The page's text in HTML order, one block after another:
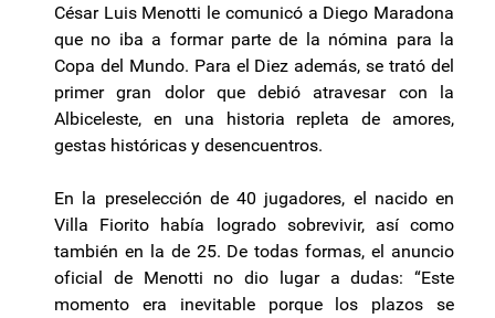
César Luis Menotti le comunicó a Diego Maradona
que no iba a formar parte de la nómina para la
Copa del Mundo. Para el Diez además, se trató del
primer gran dolor que debió atravesar con la
Albiceleste, en una historia repleta de amores,
gestas históricas y desencuentros.
En la preselección de 40 jugadores, el nacido en
Villa Fiorito había logrado sobrevivir, así como
también en la de 25. De todas formas, el anuncio
oficial de Menotti no dio lugar a dudas: “Este
momento era inevitable porque los plazos se